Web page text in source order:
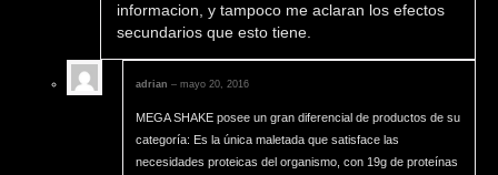
informacion, y tampoco me aclaran los efectos
secundarios que esto tiene.
adrian – mayo 20, 2016
MEGA SHAKE posee un gran diferencial de productos de su
categoría: Es la única maletada que satisface las
necesidades proteicas del organismo, con 19g de proteínas